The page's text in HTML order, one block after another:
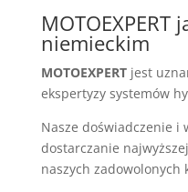
niemieckim
MOTOEXPERTjest
ekspertyzy systemów
Nasze doświadczenie i
dostarczanie
naszych